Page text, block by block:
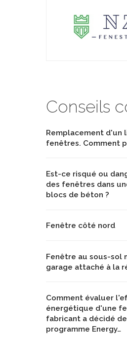
Conseils
Remplacement d'un
fenêtres. Comment
Est-ce risqué ou
des fenêtres dans
blocs de béton ?
Fenêtre côté nord
Fenêtre au sous-sol
garage attaché à la
Comment évaluer
énergétique d'une
fabricant a décidé
programme Energy…